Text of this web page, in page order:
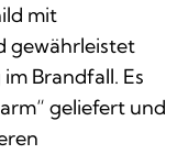
mit
gewährleistet
Brandfall. Es
geliefert und